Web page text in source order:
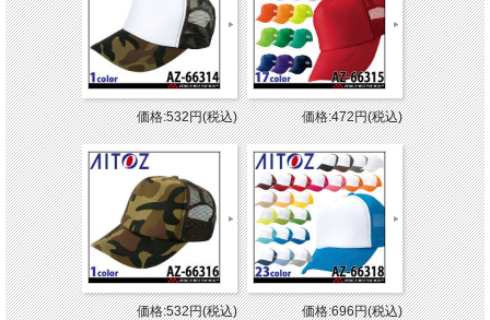
価格:532円(税込) 価格:472円(税込)
価格:532円(税込) 価格:696円(税込)